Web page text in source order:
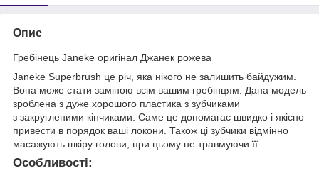
Опис
Гребінець Janeke оригінал Джанек рожева
Janeke Superbrush це річ, яка нікого не залишить байдужим.
Вона може стати заміною всім вашим гребінцям. Дана модель
зроблена з дуже хорошого пластика з зубчиками
з закругленими кінчиками. Саме це допомагає швидко і якісно
привести в порядок ваші локони. Також ці зубчики відмінно
масажують шкіру голови, при цьому не травмуючи її.
Особливості: